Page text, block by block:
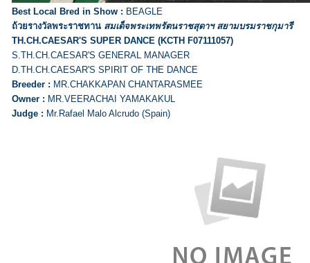
Best Local Bred in Show : BEAGLE
ถ้วยรางวัลพระราชทาน สมเด็จพระเทพรัตนราชสุดาฯ สยามบรมราชกุมารี
TH.CH.CAESAR'S SUPER DANCE (KCTH F07111057)
S.TH.CH.CAESAR'S GENERAL MANAGER
D.TH.CH.CAESAR'S SPIRIT OF THE DANCE
Breeder : MR.CHAKKAPAN CHANTARASMEE
Owner : MR.VEERACHAI YAMAKAKUL
Judge : Mr.Rafael Malo Alcrudo (Spain)